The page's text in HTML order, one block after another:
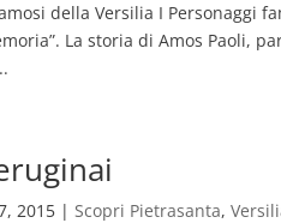
della Versilia I Personaggi
La storia di Amos Paoli,
2015 |Scopri Pietrasanta,